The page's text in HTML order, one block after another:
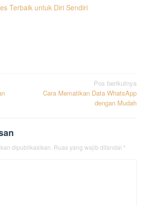
Terbaik untuk Diri Sendiri
Pos berikutnya
Cara Mematikan Data WhatsApp
dengan Mudah
dipublikasikan. Ruas yang wajib ditandai *